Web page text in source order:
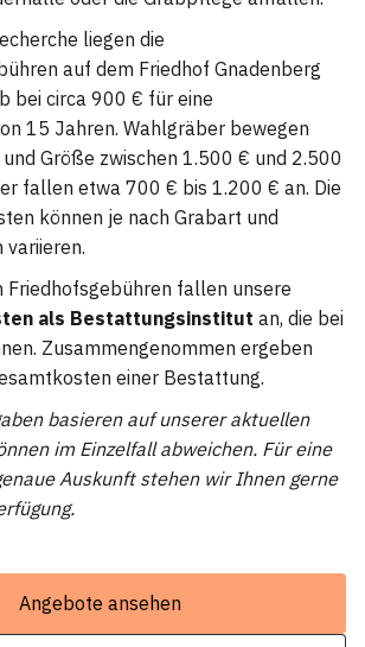
liegen die
auf dem Friedhof Gnadenberg
bei circa 900 € für eine
15 Jahren. Wahlgräber bewegen
Größe zwischen 1.500 € und 2.500
fallen etwa 700 € bis 1.200 € an. Die
können je nach Grabart und
variieren.
Friedhofsgebühren fallen unsere
als Bestattungsinstitut an, die bei
Zusammengenommen ergeben
einer Bestattung.
basieren auf unserer aktuellen
im Einzelfall abweichen. Für eine
Auskunft stehen wir Ihnen gerne
Angebote ansehen